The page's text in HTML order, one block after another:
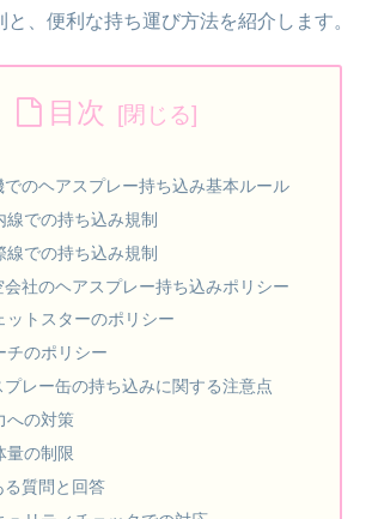
、便利な持ち運び方法を紹介します。
目次
でのヘアスプレー持ち込み基本ルール
線での持ち込み規制
線での持ち込み規制
会社のヘアスプレー持ち込みポリシー
ットスターのポリシー
チのポリシー
プレー缶の持ち込みに関する注意点
への対策
量の制限
る質問と回答